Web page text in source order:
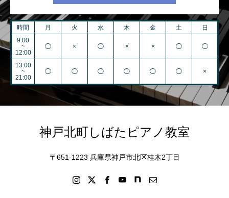
時間 月 火 水 木 金 土
日
9:00
~
12:00
◯ × ◯ × × ◯ ◯
13:00
~
21:00
◯ ◯ ◯ ◯ ◯ ◯ ×
神戸北町しばたピアノ教室
〒651-1223 兵庫県神戸市北区桂木2丁目